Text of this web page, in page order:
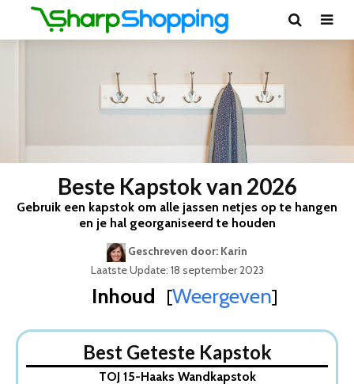
Beste Kapstok van 2026
Gebruik een kapstok om alle jassen netjes op te hangen
en je hal georganiseerd te houden
Geschreven door: Karin
Laatste Update: 18 september 2023
Inhoud [Weergeven]
1. TOJ 15-Haaks Wandkapstok
2. ACAZA Houten Design Kapstok
Best Geteste Kapstok
TOJ 15-Haaks Wandkapstok